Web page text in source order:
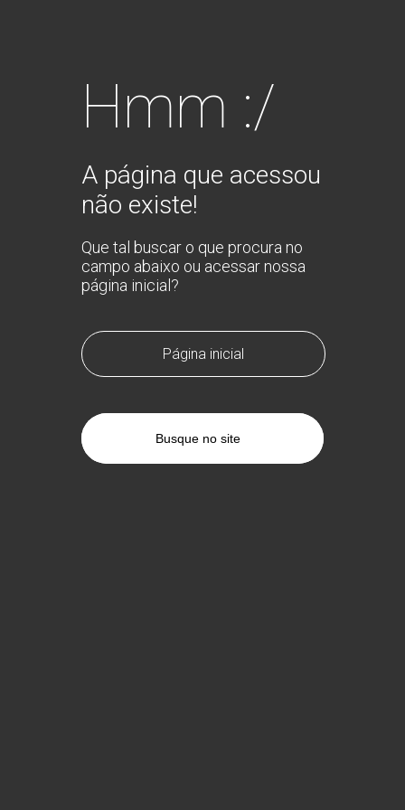
Hmm :/
A página que acessou
não existe!
Que tal buscar o que procura no
campo abaixo ou acessar nossa
página inicial?
Página inicial